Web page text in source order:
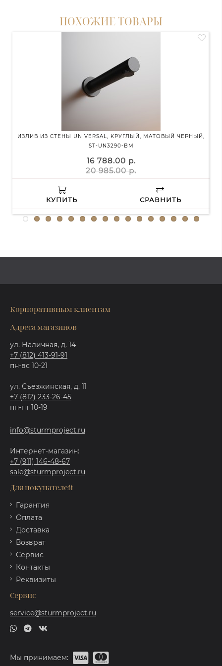
ПОХОЖИЕ ТОВАРЫ
ИЗЛИВ ИЗ СТЕНЫ UNIVERSAL, КРУГЛЫЙ, МАТОВЫЙ ЧЕРНЫЙ,
ST-UN3290-BM
16 788.00 р.
20 985.00 р.
КУПИТЬ СРАВНИТЬ
Корпоративным клиентам
Адреса магазинов
ул. Наличная, д. 14
+7 (812) 413-91-91
пн-вс 10-21
ул. Съезжинская, д. 11
+7 (812) 233-26-45
пн-пт 10-19
info@sturmproject.ru
Интернет-магазин:
+7 (911) 146-48-67
sale@sturmproject.ru
Для покупателей
Гарантия
Оплата
Доставка
Возврат
Сервис
Контакты
Реквизиты
Сервис
service@sturmproject.ru
Мы принимаем: